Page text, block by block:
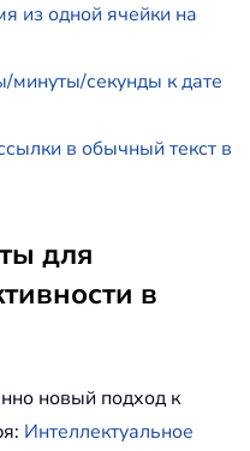
из одной ячейки на
минуты/секунды к дате
в обычный текст в
для
в
новый подход к
Интеллектуальное